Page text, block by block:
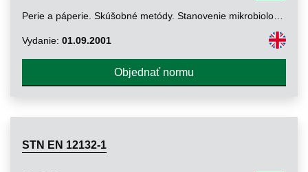
Vydanie: 01.09.2001
Objednať normu
STN EN 12132-1